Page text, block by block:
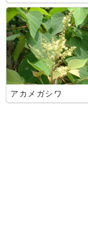
アカメガシワ